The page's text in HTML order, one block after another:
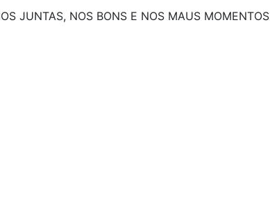
JUNTAS, NOS BONS E NOS MAUS